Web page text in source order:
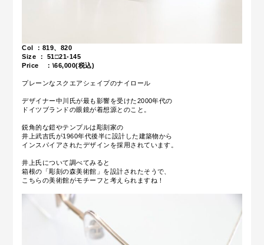
Col ：819、820
Size ： 51□21-145
Price ：\66,000(税込)
プレーンなスクエアシェイプのナイロール
デザイナー中川氏が最も影響を受けた2000年代の
ドイツブランドの眼鏡が着想源とのこと。
鋭角的な鎧やテンプルは彫刻家の
井上武吉氏が1960年代後半に設計した建築物から
インスパイアされたデザインを採用されています。
井上氏について調べてみると
箱根の「彫刻の森美術館」を設計されたそうで、
こちらの美術館がモチーフと考えられますね！